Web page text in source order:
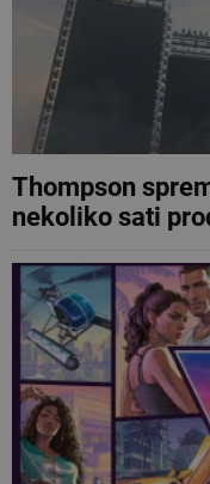
Thompson
nekoliko sati